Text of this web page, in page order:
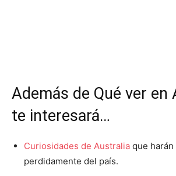
Además de Qué ver en
te interesará…
Curiosidades de Australia que
perdidamente del país.